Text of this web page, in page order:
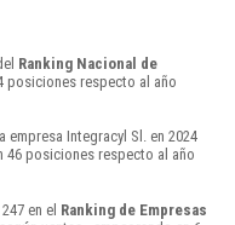
Ranking Nacional de
posiciones respecto al año
empresa Integracyl Sl. en 2024
46 posiciones respecto al año
en el Ranking de Empresas